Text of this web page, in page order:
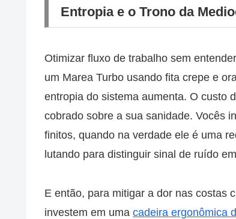
Entropia e o Trono da
Otimizar fluxo de trabalho sem
um Marea Turbo usando fita crepe e
entropia do sistema aumenta. O custo
cobrado sobre a sua sanidade. Vocês
finitos, quando na verdade ele é uma
lutando para distinguir sinal de ruído
E então, para mitigar a dor nas costas
investem em uma cadeira ergonômica